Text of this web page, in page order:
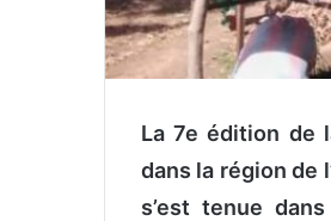
La 7e édition de
dans la région de
s’est tenue